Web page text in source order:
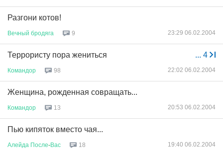
Разгони котов!
Вечный бродяга 9 23:29 06.02.2004
... 4
Террористу пора жениться
Командор 98 22:02 06.02.2004
Женщина, рожденная совращать...
Командор 13 20:53 06.02.2004
Пью кипяток вместо чая...
Алейда После-Вас 18 19:40 06.02.2004